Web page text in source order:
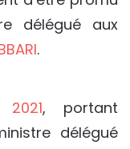
délégué aux
.
, portant
délégué